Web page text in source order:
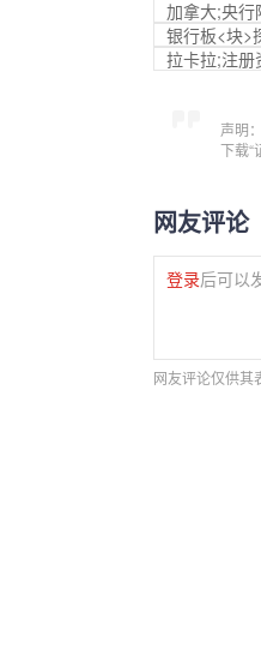
加拿大;央行
银行板<块>
拉卡拉;注册
声明
下载“
网友评论
登录后可以
网友评论仅供其